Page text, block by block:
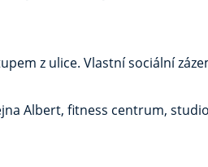
z ulice. Vlastní sociální
Albert, fitness centrum,